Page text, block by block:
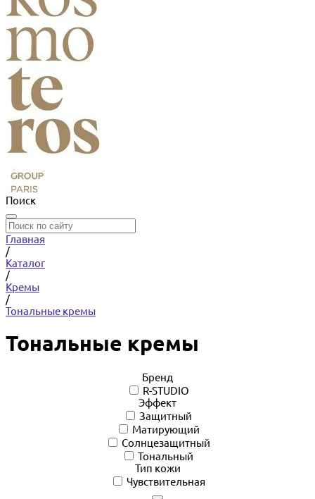
Поиск
Главная
/
Каталог
/
Кремы
/
Тональные кремы
Тональные кремы
Бренд
R-STUDIO
Эффект
Защитный
Матирующий
Солнцезащитный
Тональный
Тип кожи
Чувствительная